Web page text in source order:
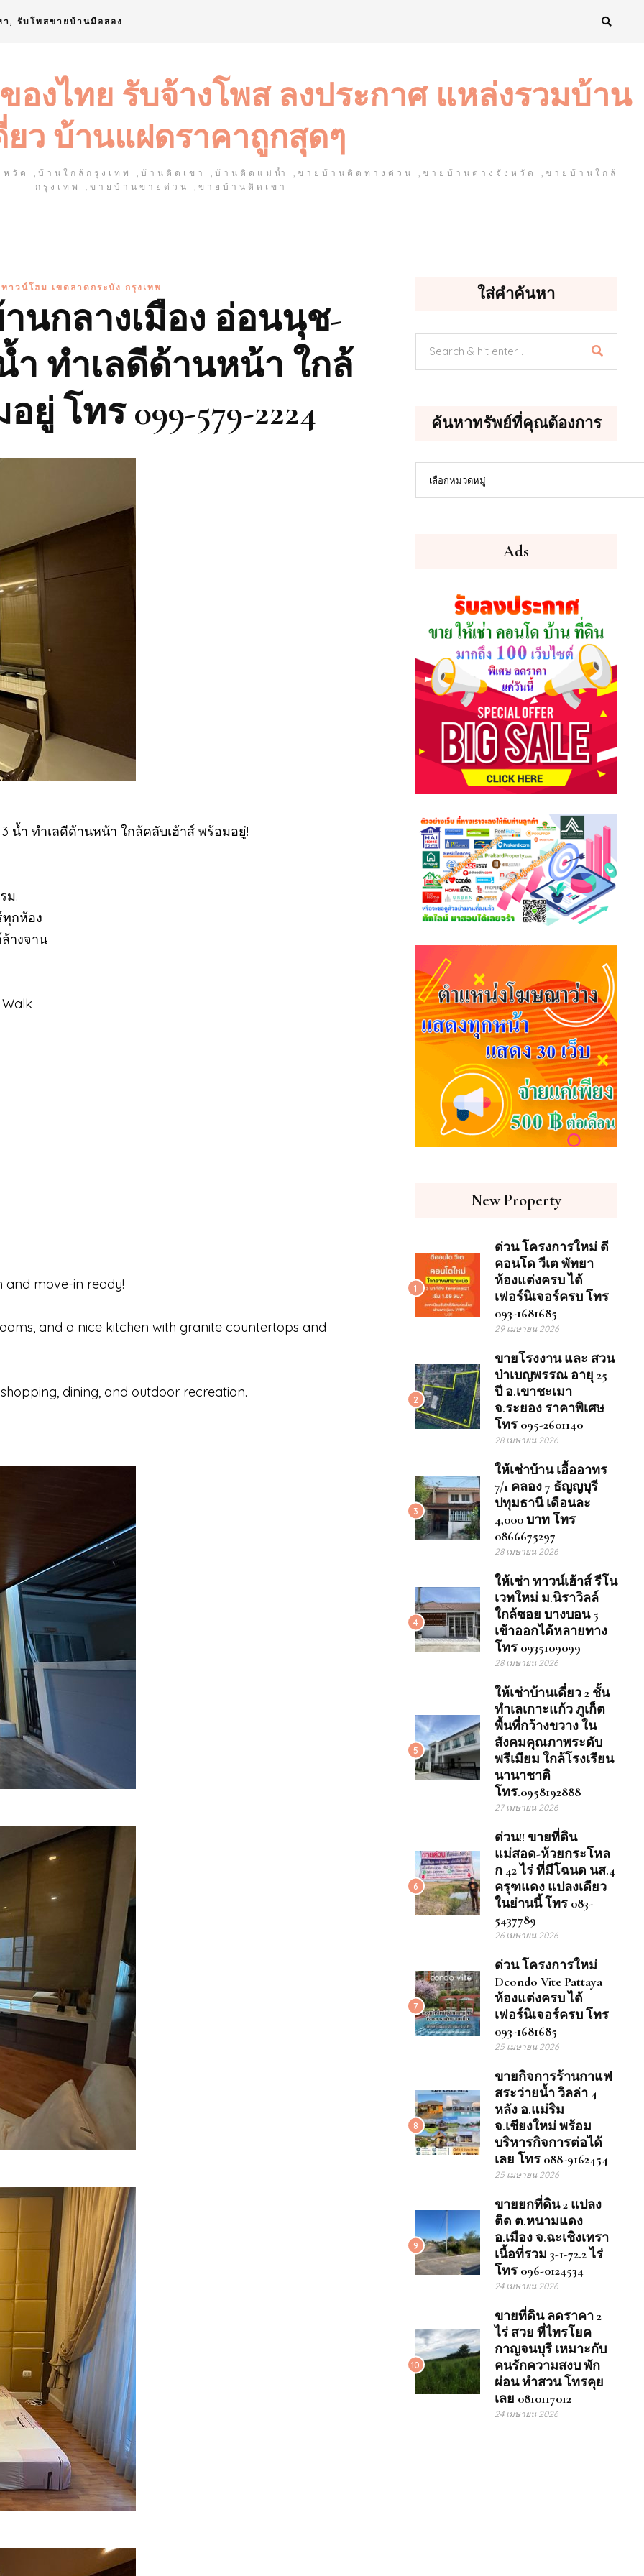
, รับโพสขายบ้านมือสอง
งไทย รับจ้างโพส ลงประกาศ แหล่งรวมบ้าน
ยว บ้านแฝดราคาถูกสุดๆ
วัด ,บ้านใกล้กรุงเทพ ,บ้านติดเขา ,บ้านติดแม่น้ำ ,ขายบ้านติดทางด่วน ,ขายบ้านต่างจังหวัด ,ขายบ้านใกล้
กรุงเทพ ,ขายบ้านขายด่วน ,ขายบ้านติดเขา
าวน์โฮม เขตลาดกระบัง กรุงเทพ
นกลางเมือง อ่อนนุช-
ำ ทำเลดีด้านหน้า ใกล้
โทร 099-579-2224
น้ำ ทำเลดีด้านหน้า ใกล้คลับเฮ้าส์ พร้อมอยู่!
ม.
ทุกห้อง
างจาน
and move-in ready!
and a nice kitchen with granite countertops and
dining, and outdoor recreation.
ใส่คำค้นหา
ค้นหาทรัพย์ที่คุณต้องการ
เลือกหมวดหมู่
Ads
New Property
1
ด่วน โครงการใหม่ ดี
คอนโด วีเต พัทยา
ห้องแต่งครบ ได้
เฟอร์นิเจอร์ครบ โทร
093-1681685
29 เมษายน 2026
2
ขายโรงงาน และ สวน
ป่าเบญพรรณ อายุ 25
ปี อ.เขาชะเมา
จ.ระยอง ราคาพิเศษ
โทร 095-2601140
28 เมษายน 2026
3
ให้เช่าบ้าน เอื้ออาทร
7/1 คลอง 7 ธัญญบุรี
ปทุมธานี เดือนละ
4,000 บาท โทร
0866675297
28 เมษายน 2026
4
ให้เช่า ทาวน์เฮ้าส์ รีโน
เวทใหม่ ม.นิราวิลล์
ใกล้ซอย บางบอน 5
เข้าออกได้หลายทาง
โทร 0935109099
28 เมษายน 2026
5
ให้เช่าบ้านเดี่ยว 2 ชั้น
ทำเลเกาะแก้ว ภูเก็ต
พื้นที่กว้างขวาง ใน
สังคมคุณภาพระดับ
พรีเมียม ใกล้โรงเรียน
นานาชาติ
โทร.0958192888
27 เมษายน 2026
6
ด่วน!! ขายที่ดิน
แม่สอด-ห้วยกระโหล
ก 42 ไร่ ที่มีโฉนด นส.4
ครุฑแดง แปลงเดียว
ในย่านนี้ โทร 083-
5437789
26 เมษายน 2026
7
ด่วน โครงการใหม่
Dcondo Vite Pattaya
ห้องแต่งครบ ได้
เฟอร์นิเจอร์ครบ โทร
093-1681685
25 เมษายน 2026
8
ขายกิจการร้านกาแฟ
สระว่ายน้ำ วิลล่า 4
หลัง อ.แม่ริม
จ.เชียงใหม่ พร้อม
บริหารกิจการต่อได้
เลย โทร 088-9162454
25 เมษายน 2026
9
ขายยกที่ดิน 2 แปลง
ติด ต.หนามแดง
อ.เมือง จ.ฉะเชิงเทรา
เนื้อที่รวม 3-1-72.2 ไร่
โทร 096-0124534
24 เมษายน 2026
10
ขายที่ดิน ลดราคา 2
ไร่ สวย ที่ไทรโยค
กาญจนบุรี เหมาะกับ
คนรักความสงบ พัก
ผ่อน ทำสวน โทรคุย
เลย 0810117012
24 เมษายน 2026